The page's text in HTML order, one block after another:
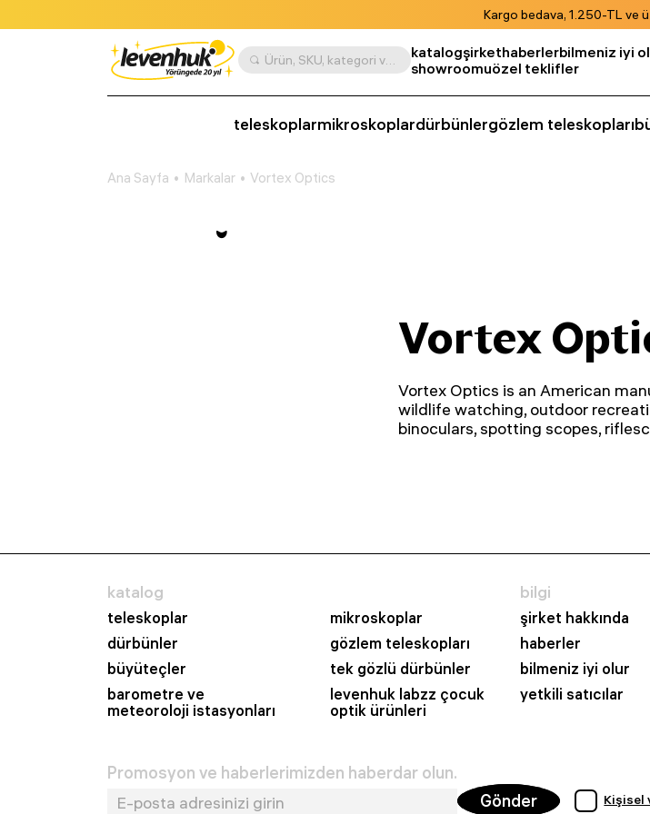
Kargo bedava, 1.250-TL ve
Ürün, SKU, kategori vb. göre ara katalogşirkethaberlerbilmeniz iyi
showroomuözel teklifler
teleskoplarmikroskoplardürbünlergözlem teleskopları
Ana Sayfa Markalar Vortex Optics
Vortex
Vortex Optics is an American
wildlife watching, outdoor
binoculars, spotting scopes,
katalog
teleskoplar
mikroskoplar
dürbünler
gözlem teleskopları
büyüteçler
tek gözlü dürbünler
barometre ve
meteoroloji i̇stasyonları
levenhuk labzz çocuk
optik ürünleri
bilgi
şirket hakkında
haberler
bilmeniz iyi olur
yetkili satıcılar
Promosyon ve haberlerimizden haberdar olun.
Gönder
Kişisel